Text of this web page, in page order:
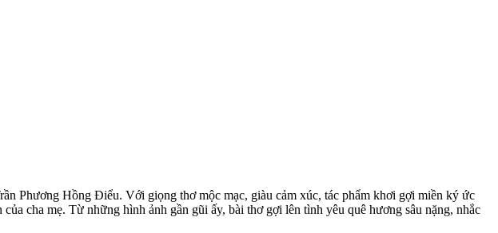
Phương Hồng Điểu. Với giọng thơ mộc mạc, giàu cảm xúc, tác phẩm khơi gợi miền ký ức
cha mẹ. Từ những hình ảnh gần gũi ấy, bài thơ gợi lên tình yêu quê hương sâu nặng, nhắc